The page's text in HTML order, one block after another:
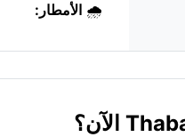
🌧️ الأمطار: